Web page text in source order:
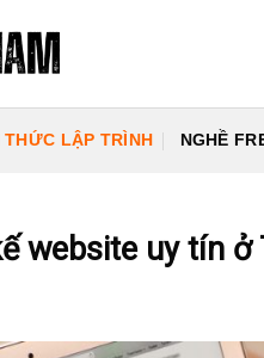
THỨC LẬP TRÌNH NGHỀ
website uy tín ở